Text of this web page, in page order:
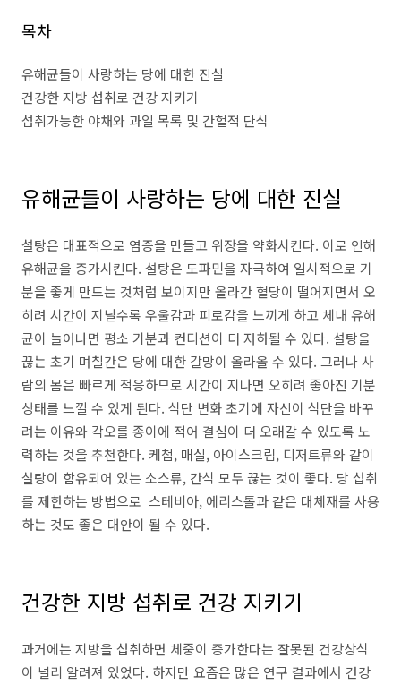
목차
유해균들이 사랑하는 당에 대한 진실
건강한 지방 섭취로 건강 지키기
섭취가능한 야채와 과일 목록 및 간헐적 단식
유해균들이 사랑하는 당에 대한 진실
설탕은 대표적으로 염증을 만들고 위장을 약화시킨다. 이로 인해
유해균을 증가시킨다. 설탕은 도파민을 자극하여 일시적으로 기
분을 좋게 만드는 것처럼 보이지만 올라간 혈당이 떨어지면서 오
히려 시간이 지날수록 우울감과 피로감을 느끼게 하고 체내 유해
균이 늘어나면 평소 기분과 컨디션이 더 저하될 수 있다. 설탕을
끊는 초기 며칠간은 당에 대한 갈망이 올라올 수 있다. 그러나 사
람의 몸은 빠르게 적응하므로 시간이 지나면 오히려 좋아진 기분
상태를 느낄 수 있게 된다. 식단 변화 초기에 자신이 식단을 바꾸
려는 이유와 각오를 종이에 적어 결심이 더 오래갈 수 있도록 노
력하는 것을 추천한다. 케첩, 매실, 아이스크림, 디저트류와 같이
설탕이 함유되어 있는 소스류, 간식 모두 끊는 것이 좋다. 당 섭취
를 제한하는 방법으로 스테비아, 에리스톨과 같은 대체재를 사용
하는 것도 좋은 대안이 될 수 있다.
건강한 지방 섭취로 건강 지키기
과거에는 지방을 섭취하면 체중이 증가한다는 잘못된 건강상식
이 널리 알려져 있었다. 하지만 요즘은 많은 연구 결과에서 건강